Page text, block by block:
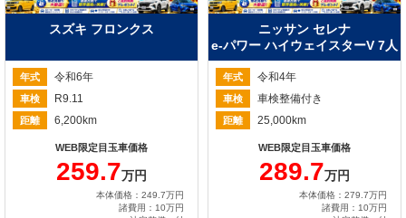
スズキ フロンクス
年式 令和6年
車検 R9.11
距離 6,200km
WEB限定目玉車価格
259.7万円
本体価格：249.7万円
諸費用：10万円
ニッサン セレナ
e-パワー ハイウェイスターV 7人
年式 令和4年
車検 車検整備付き
距離 25,000km
WEB限定目玉車価格
289.7万円
本体価格：279.7万円
諸費用：10万円